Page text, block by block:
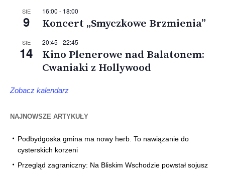
SIE
9
16:00 - 18:00
Koncert „Smyczkowe Brzmienia”
SIE
14
20:45 -22:45
Kino Plenerowe nad Balatonem:
Cwaniaki z Hollywood
Zobacz kalendarz
NAJNOWSZE ARTYKUŁY
Podbydgoska gmina ma nowy herb. To nawiązanie do
cysterskich korzeni
Przegląd zagraniczny: Na Bliskim Wschodzie powstał sojusz